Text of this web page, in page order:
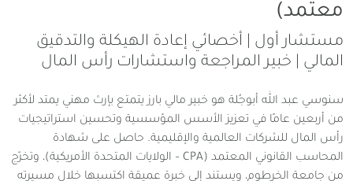
معتمد)
مستشار أول | أخصائي إعادة الهيكلة والتدقيق
المالي | خبير المراجعة واستشارات رأس المال
سنوسي عبد الله أبوجُلة هو خبير مالي بارز يتمتع بإرث مهني يمتد لأكثر
من أربعين عامًا في تعزيز الأسس المؤسسية وتحسين استراتيجيات
رأس المال للشركات العالمية والإقليمية. حاصل على شهادة
المحاسب القانوني المعتمد (CPA – الولايات المتحدة الأمريكية)، وتخرّج
من جامعة الخرطوم، ويستند إلى خبرة عميقة اكتسبها خلال مسيرته